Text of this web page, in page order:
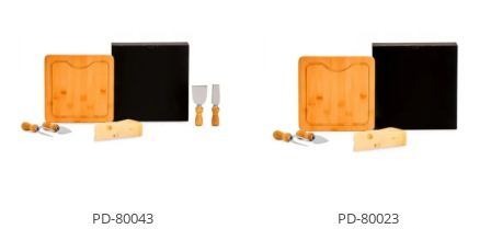
PD-80043 PD-80023